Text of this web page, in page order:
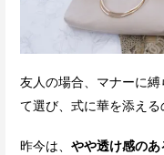
友人の場合、マナーに縛
て選び、式に華を添える
昨今は、 やや透け感のあ